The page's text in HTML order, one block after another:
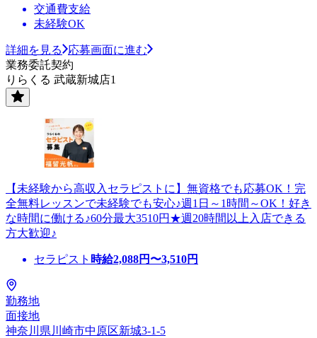
交通費支給
未経験OK
詳細を見る
応募画面に進む
業務委託契約
りらくる 武蔵新城店1
【未経験から高収入セラピストに】無資格でも応募OK！完
全無料レッスンで未経験でも安心♪週1日～1時間～OK！好き
な時間に働ける♪60分最大3510円★週20時間以上入店できる
方大歓迎♪
セラピスト 時給2,088円〜3,510円
勤務地
面接地
神奈川県川崎市中原区新城3-1-5